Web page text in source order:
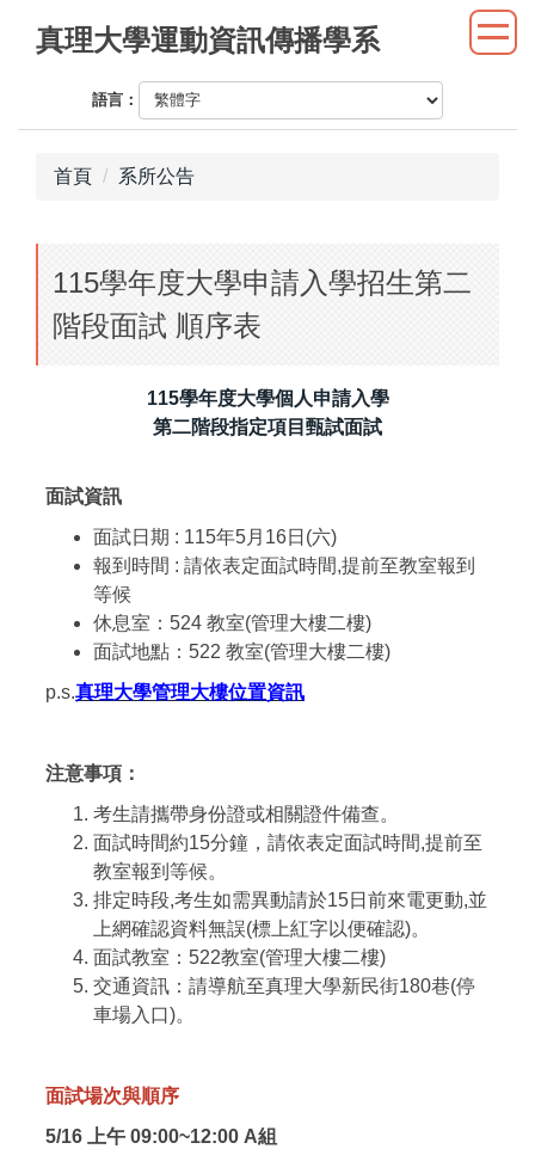
內
真理大學運動資訊傳播學系
語言：
首頁 系所公告
115學年度大學申請入學招生第二
階段面試 順序表
115學年度大學個人申請入學
第二階段指定項目甄試面試
面試資訊
面試日期 : 115年5月16日(六)
報到時間 : 請依表定面試時間,提前至教室報到
等候
休息室：524 教室(管理大樓二樓)
面試地點：522 教室(管理大樓二樓)
p.s.真理大學管理大樓位置資訊
注意事項：
考生請攜帶身份證或相關證件備查。
面試時間約15分鐘，請依表定面試時間,提前至
教室報到等候。
排定時段,考生如需異動請於15日前來電更動,並
上網確認資料無誤(標上紅字以便確認)。
面試教室：522教室(管理大樓二樓)
交通資訊：請導航至真理大學新民街180巷(停
車場入口)。
面試場次與順序
5/16 上午 09:00~12:00 A組